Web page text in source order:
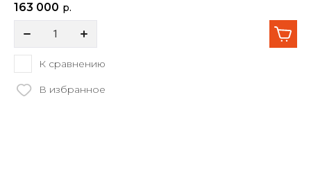
163 000 р.
К сравнению
В избранное